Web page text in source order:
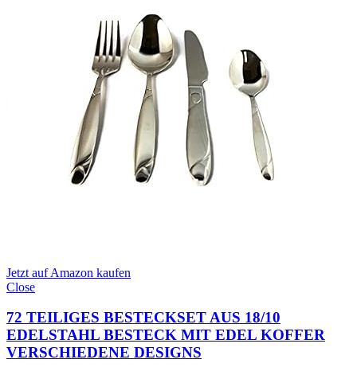
Jetzt auf Amazon kaufen
Close
72 TEILIGES BESTECKSET AUS 18/10
EDELSTAHL BESTECK MIT EDEL KOFFER
VERSCHIEDENE DESIGNS